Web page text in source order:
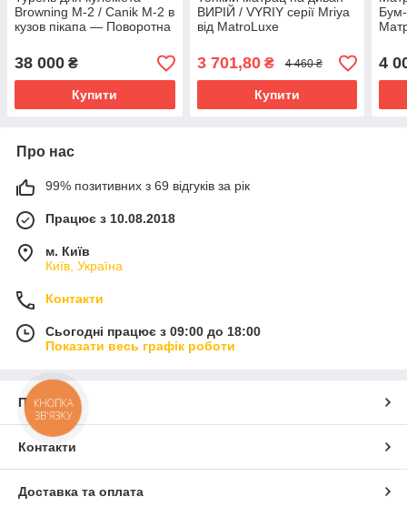
Browning M-2 / Canik M-2 в
кузов пікапа — Поворотна
38 000 ₴
Купити
ВИРІЙ / VYRIY серії Mriya
від MatroLuxe
3 701,80₴ 4 460 ₴
Купити
4
Про нас
99% позитивних з 69 відгуків за рік
Працює з 10.08.2018
м. Київ
Київ, Україна
Контакти
Сьогодні працює з 09:00 до 18:00
Показати весь графік роботи
Про нас
Контакти
Доставка та оплата
КНОПКА
ЗВ'ЯЗКУ